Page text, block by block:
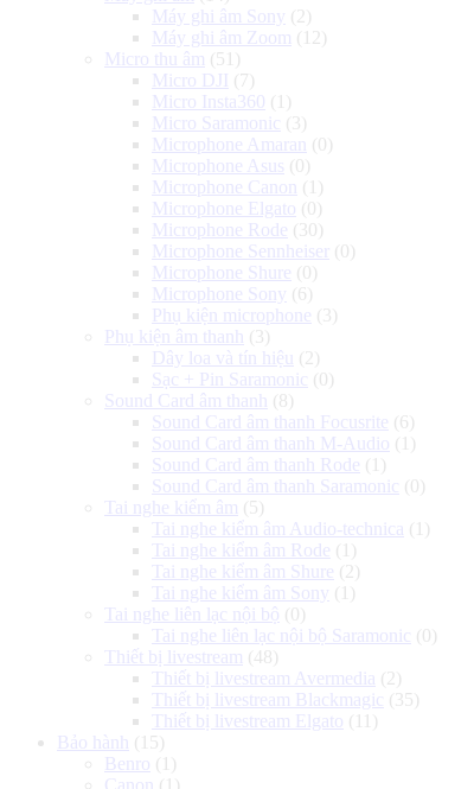
Máy ghi âm Sony (2)
Máy ghi âm Zoom (12)
Micro thu âm (51)
Micro DJI (7)
Micro Insta360 (1)
Micro Saramonic (3)
Microphone Amaran
(0)
Microphone Asus (0)
Microphone Canon
(1)
Microphone Elgato (0)
Microphone Rode (30)
Microphone Sennheiser
(0)
Microphone Shure (0)
Microphone Sony (6)
Phụ kiện microphone (3)
Phụ kiện âm thanh
(3)
Dây loa và tín hiệu
(2)
Sạc + Pin Saramonic (0)
Sound Card âm thanh
(8)
Sound Card âm thanh Focusrite (6)
Sound Card âm thanh M-Audio (1)
Sound Card âm thanh Rode (1)
Sound Card âm thanh Saramonic (0)
Tai nghe kiểm âm (5)
Tai nghe kiểm âm Audio-technica (1)
Tai nghe kiểm âm Rode (1)
Tai nghe kiểm âm Shure (2)
Tai nghe kiểm âm Sony (1)
Tai nghe liên lạc nội bộ (0)
Tai nghe liên lạc nội bộ Saramonic (0)
Thiết bị livestream (48)
Thiết bị livestream Avermedia (2)
Thiết bị livestream Blackmagic (35)
Thiết bị livestream Elgato (11)
Bảo hành
(15)
Benro (1)
Canon
(1)